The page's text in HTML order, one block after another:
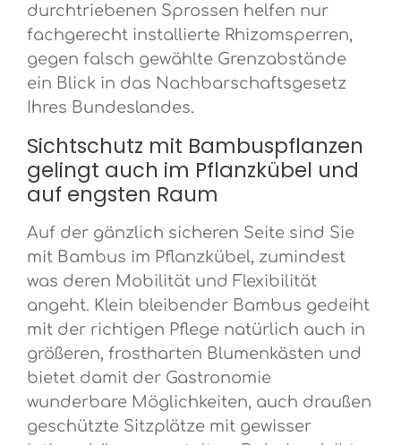
durchtriebenen Sprossen helfen nur
fachgerecht installierte Rhizomsperren,
gegen falsch gewählte Grenzabstände
ein Blick in das Nachbarschaftsgesetz
Ihres Bundeslandes.
Sichtschutz mit Bambuspflanzen
gelingt auch im Pflanzkübel und
auf engsten Raum
Auf der gänzlich sicheren Seite sind Sie
mit Bambus im Pflanzkübel, zumindest
was deren Mobilität und Flexibilität
angeht. Klein bleibender Bambus gedeiht
mit der richtigen Pflege natürlich auch in
größeren, frostharten Blumenkästen und
bietet damit der Gastronomie
wunderbare Möglichkeiten, auch draußen
geschützte Sitzplätze mit gewisser